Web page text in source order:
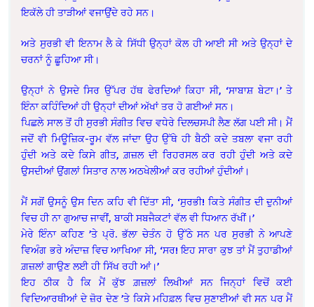
ਇਕੱਲੇ ਹੀ ਤਾੜੀਆਂ ਵਜਾਉਂਦੇ ਰਹੇ ਸਨ।
ਅਤੇ ਸੁਰਭੀ ਵੀ ਇਨਾਮ ਲੈ ਕੇ ਸਿੱਧੀ ਉਨ੍ਹਾਂ ਕੋਲ ਹੀ ਆਈ ਸੀ ਅਤੇ ਉਨ੍ਹਾਂ ਦੇ
ਚਰਨਾਂ ਨੂੰ ਛੂਹਿਆ ਸੀ।
ਉਨ੍ਹਾਂ ਨੇ ਉਸਦੇ ਸਿਰ ਉੱਪਰ ਹੱਥ ਫੇਰਦਿਆਂ ਕਿਹਾ ਸੀ, ‘ਸਾਬਾਸ਼ ਬੇਟਾ।’ ਤੇ
ਇੰਨਾ ਕਹਿੰਦਿਆਂ ਹੀ ਉਨ੍ਹਾਂ ਦੀਆਂ ਅੱਖਾਂ ਤਰ ਹੋ ਗਈਆਂ ਸਨ।
ਪਿਛਲੇ ਸਾਲ ਤੋਂ ਹੀ ਸੁਰਭੀ ਸੰਗੀਤ ਵਿਚ ਵਧੇਰੇ ਦਿਲਚਸਪੀ ਲੈਣ ਲੱਗ ਪਈ ਸੀ। ਮੈਂ
ਜਦੋਂ ਵੀ ਮਿਊਜ਼ਿਕ-ਰੂਮ ਵੱਲ ਜਾਂਦਾ ਉਹ ਉੱਥੇ ਹੀ ਬੈਠੀ ਕਦੇ ਤਬਲਾ ਵਜਾ ਰਹੀ
ਹੁੰਦੀ ਅਤੇ ਕਦੇ ਕਿਸੇ ਗੀਤ, ਗ਼ਜ਼ਲ ਦੀ ਰਿਹਰਸਲ ਕਰ ਰਹੀ ਹੁੰਦੀ ਅਤੇ ਕਦੇ
ਉਸਦੀਆਂ ਉਂਗਲਾਂ ਸਿਤਾਰ ਨਾਲ ਅਠਖੇਲੀਆਂ ਕਰ ਰਹੀਆਂ ਹੁੰਦੀਆਂ।
ਮੈਂ ਸਗੋਂ ਉਸਨੂੰ ਉਸ ਦਿਨ ਕਹਿ ਵੀ ਦਿੱਤਾ ਸੀ, ‘ਸੁਰਭੀ! ਕਿਤੇ ਸੰਗੀਤ ਦੀ ਦੁਨੀਆਂ
ਵਿਚ ਹੀ ਨਾ ਗੁਆਚ ਜਾਵੀਂ, ਬਾਕੀ ਸਬਜੈਕਟਾਂ ਵੱਲ ਵੀ ਧਿਆਨ ਰੱਖੀਂ।’
ਮੇਰੇ ਇੰਨਾ ਕਹਿਣ ’ਤੇ ਪ੍ਰੋ. ਭੱਲਾ ਚੇਤੰਨ ਹੋ ਉੱਠੇ ਸਨ ਪਰ ਸੁਰਭੀ ਨੇ ਆਪਣੇ
ਵਿਅੰਗ ਭਰੇ ਅੰਦਾਜ਼ ਵਿਚ ਆਖਿਆ ਸੀ, ‘ਸਰ! ਇਹ ਸਾਰਾ ਕੁਝ ਤਾਂ ਮੈਂ ਤੁਹਾਡੀਆਂ
ਗ਼ਜ਼ਲਾਂ ਗਾਉਣ ਲਈ ਹੀ ਸਿੱਖ ਰਹੀ ਆਂ।’
ਇਹ ਠੀਕ ਹੈ ਕਿ ਮੈਂ ਕੁੱਝ ਗ਼ਜ਼ਲਾਂ ਲਿਖੀਆਂ ਸਨ ਜਿਨ੍ਹਾਂ ਵਿਚੋਂ ਕਈ
ਵਿਦਿਆਰਥੀਆਂ ਦੇ ਜ਼ੋਰ ਦੇਣ ’ਤੇ ਕਿਸੇ ਮਹਿਫ਼ਲ ਵਿਚ ਸੁਣਾਈਆਂ ਵੀ ਸਨ ਪਰ ਮੈਂ